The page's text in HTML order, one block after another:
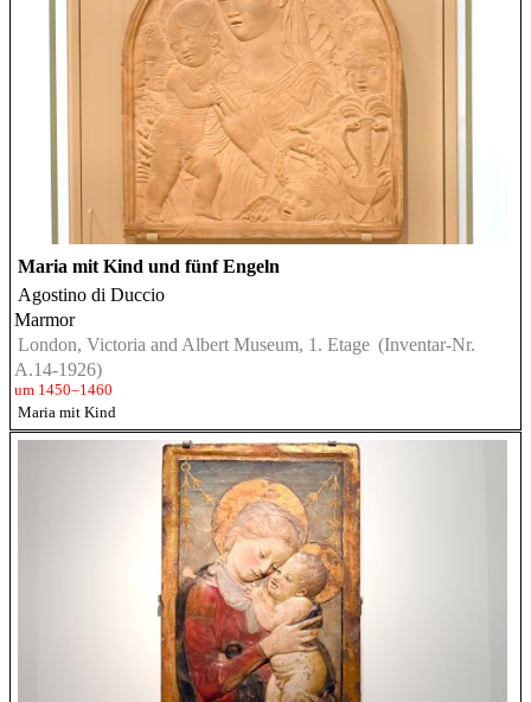
Maria mit Kind und fünf Engeln
Agostino di Duccio
Marmor
London, Victoria and Albert Museum, 1. Etage (Inventar-Nr.
A.14-1926)
um 1450–1460
Maria mit Kind